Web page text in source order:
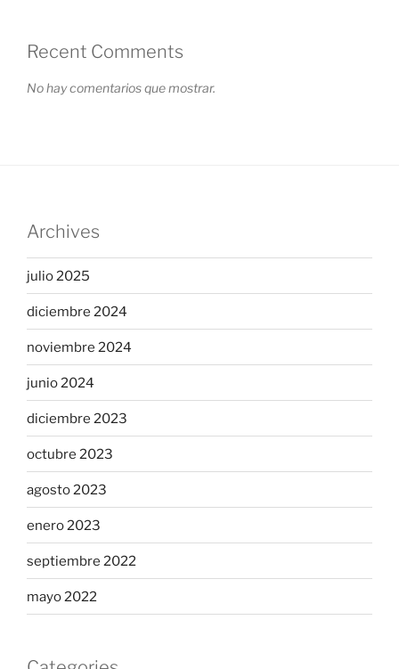
Recent Comments
No hay comentarios que mostrar.
Archives
julio 2025
diciembre 2024
noviembre 2024
junio 2024
diciembre 2023
octubre 2023
agosto 2023
enero 2023
septiembre 2022
mayo 2022